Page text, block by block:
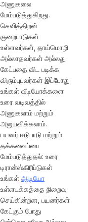
அணுகலை
மேம்படுத்துகிறது.
செவித்திறன்
குறைபாடுகள்
உள்ளவர்கள், தாய்மொழி
அல்லாதவர்கள் அல்லது
கேட்பதை விட படிக்க
விரும்புபவர்கள் இப்போது
உங்கள் வீடியோக்களை
உரை வடிவத்தில்
அணுகலாம் மற்றும்
அனுபவிக்கலாம்.
பயனர் ஈடுபாடு மற்றும்
தக்கவைப்பை
மேம்படுத்துதல்: உரை
டிரான்ஸ்கிரிப்டுகள்
உங்கள் ஆடியோ
உள்ளடக்கத்தை நிறைவு
செய்கின்றன, பயனர்கள்
கேட்கும் போது